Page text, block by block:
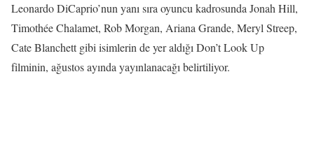
Leonardo DiCaprio’nun yanı sıra oyuncu kadrosunda Jonah Hill,
Timothée Chalamet, Rob Morgan, Ariana Grande, Meryl Streep,
Cate Blanchett gibi isimlerin de yer aldığı Don’t Look Up
filminin, ağustos ayında yayınlanacağı belirtiliyor.